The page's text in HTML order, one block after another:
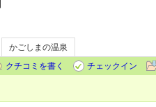
かごしまの温泉
クチコミを書く
チェックイン